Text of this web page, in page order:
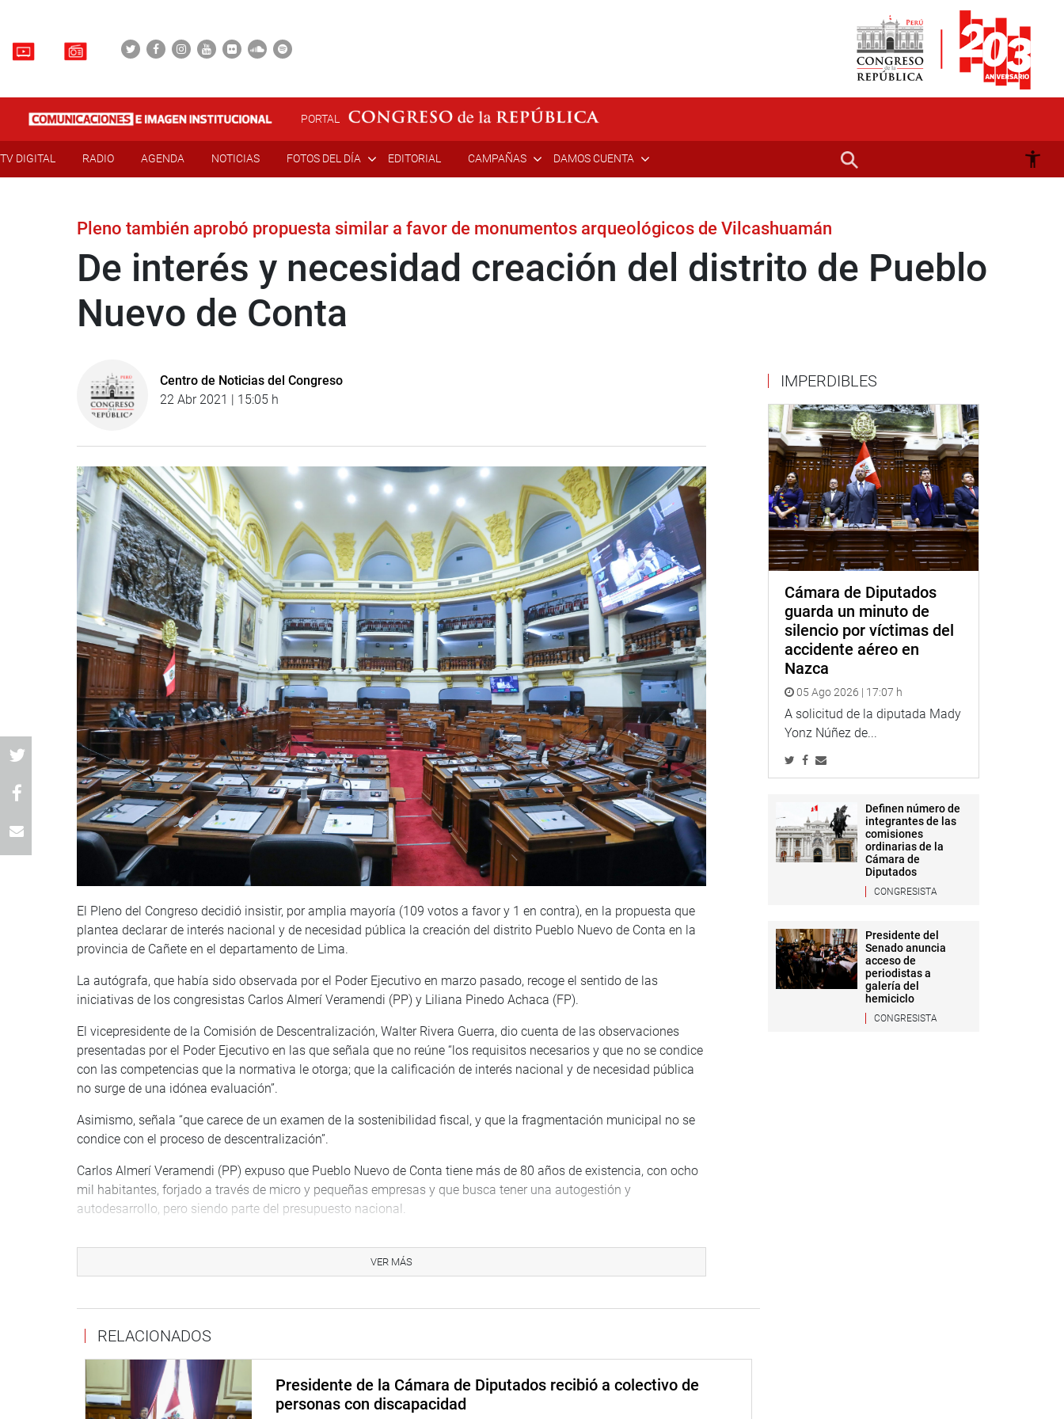
PORTAL
TV DIGITAL RADIO AGENDA NOTICIAS FOTOS DEL DÍA EDITORIAL CAMPAÑAS DAMOS CUENTA
Pleno también aprobó propuesta similar a favor de monumentos arqueológicos de Vilcashuamán
De interés y necesidad creación del distrito de Pueblo
Nuevo de Conta
Centro de Noticias del Congreso
22 Abr 2021 | 15:05 h
El Pleno del Congreso decidió insistir, por amplia mayoría (109 votos a favor y 1 en contra), en la propuesta que
plantea declarar de interés nacional y de necesidad pública la creación del distrito Pueblo Nuevo de Conta en la
provincia de Cañete en el departamento de Lima.
La autógrafa, que había sido observada por el Poder Ejecutivo en marzo pasado, recoge el sentido de las
iniciativas de los congresistas Carlos Almerí Veramendi (PP) y Liliana Pinedo Achaca (FP).
El vicepresidente de la Comisión de Descentralización, Walter Rivera Guerra, dio cuenta de las observaciones
presentadas por el Poder Ejecutivo en las que señala que no reúne “los requisitos necesarios y que no se condice
con las competencias que la normativa le otorga; que la calificación de interés nacional y de necesidad pública
no surge de una idónea evaluación”.
Asimismo, señala “que carece de un examen de la sostenibilidad fiscal, y que la fragmentación municipal no se
condice con el proceso de descentralización”.
Carlos Almerí Veramendi (PP) expuso que Pueblo Nuevo de Conta tiene más de 80 años de existencia, con ocho
mil habitantes, forjado a través de micro y pequeñas empresas y que busca tener una autogestión y
autodesarrollo, pero siendo parte del presupuesto nacional.
la PCM se ponga a chambear “, expresó.
VILCASHUAMÁN
De igual manera, la Representación Nacional aprobó, en forma unánime, con 108 votos a favor, la propuesta que
plantea la ley que declara de interés nacional y de necesidad pública la investigación, protección, conservación,
restauración y puesta en valor de los monumentos arqueológicos prehispánicos e históricos de Vilcashuamán
VER MÁS
RELACIONADOS
Presidente de la Cámara de Diputados recibió a colectivo de
personas con discapacidad
IMPERDIBLES
Cámara de Diputados
guarda un minuto de
silencio por víctimas del
accidente aéreo en
Nazca
05 Ago 2026 | 17:07 h
A solicitud de la diputada Mady
Yonz Núñez de...
Definen número de
integrantes de las
comisiones
ordinarias de la
Cámara de
Diputados
CONGRESISTA
Presidente del
Senado anuncia
acceso de
periodistas a
galería del
hemiciclo
CONGRESISTA